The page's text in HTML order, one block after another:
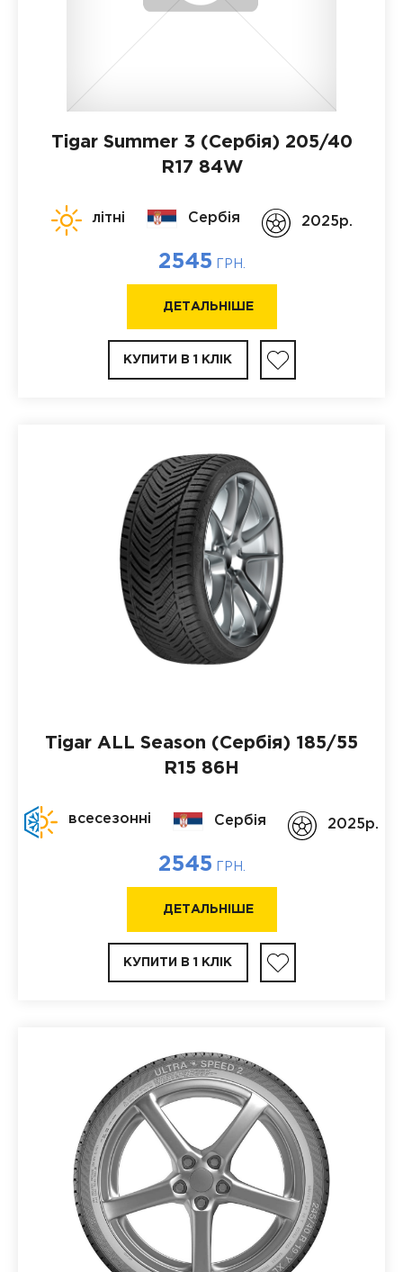
Tigar Summer 3 (Сербія) 205/40
R17 84W
літні Сербія 2025p.
2545 ГРН.
ДЕТАЛЬНІШЕ
КУПИТИ В 1 КЛІК
Tigar ALL Season (Сербія) 185/55
R15 86H
всесезонні Сербія 2025p.
2545 ГРН.
ДЕТАЛЬНІШЕ
КУПИТИ В 1 КЛІК